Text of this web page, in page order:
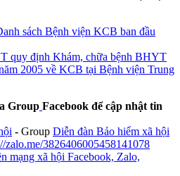
sách Bệnh viện KCB ban đầu
quy định Khám, chữa bệnh BHYT
2005 về KCB tại Bệnh viện Trung
Group Facebook để cập nhật tin
- Group Diễn đàn Bảo hiểm xã hội
zalo.me/3826406005458141078
mạng xã hội Facebook, Zalo,